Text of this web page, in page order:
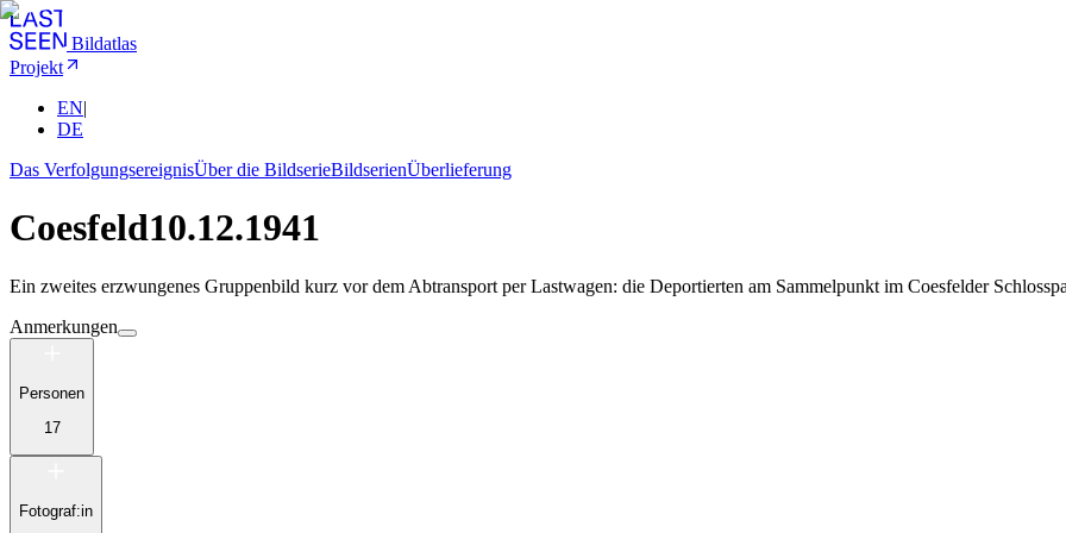
Bildatlas
Projekt
EN|
DE
Das VerfolgungsereignisÜber die BildserieBildserienÜberlieferung
Coesfeld10.12.1941
Ein zweites erzwungenes Gruppenbild kurz vor dem Abtransport per Lastwagen: die Deportierten am Sammelpunkt im Coesfelder
Anmerkungen
Personen
17
Fotograf:in